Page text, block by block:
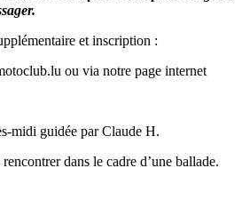
et inscription :
ou via notre page internet
midi guidée par Claude H.
dans le cadre d’une ballade.